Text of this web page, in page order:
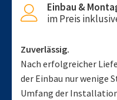
Einbau &
im Preis
Zuverlässig.
Nach erfolgreicher
der Einbau nur wenige
Umfang der